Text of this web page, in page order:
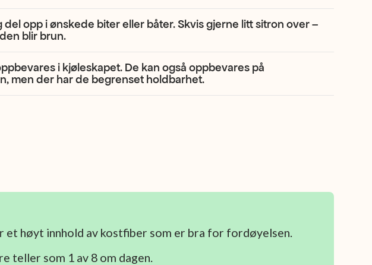
opp i ønskede biter eller båter. Skvis gjerne litt sitron over –
blir brun.
i kjøleskapet. De kan også oppbevares på
men der har de begrenset holdbarhet.
et høyt innhold av kostfiber som er bra for fordøyelsen.
teller som 1 av 8 om dagen.